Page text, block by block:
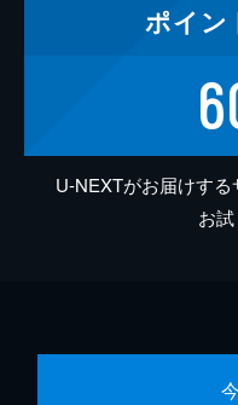
ポイン
U-NEXTがお届けす
お試